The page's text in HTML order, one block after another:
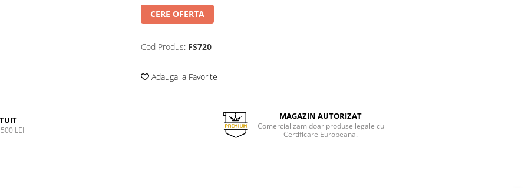
CERE OFERTA
Cod Produs: FS720
Adauga la Favorite
LEI
MAGAZIN AUTORIZAT
Comercializam doar produse legale cu
Certificare Europeana.